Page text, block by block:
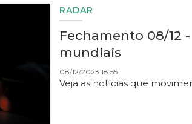
RADAR
Fechamento 08/12
mundiais
08/12/2023 18:55
Veja as notícias que